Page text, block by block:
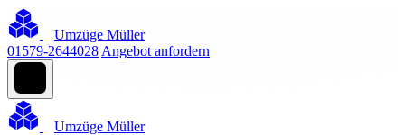
Umzüge Müller
01579-2644028 Angebot anfordern
Umzüge Müller